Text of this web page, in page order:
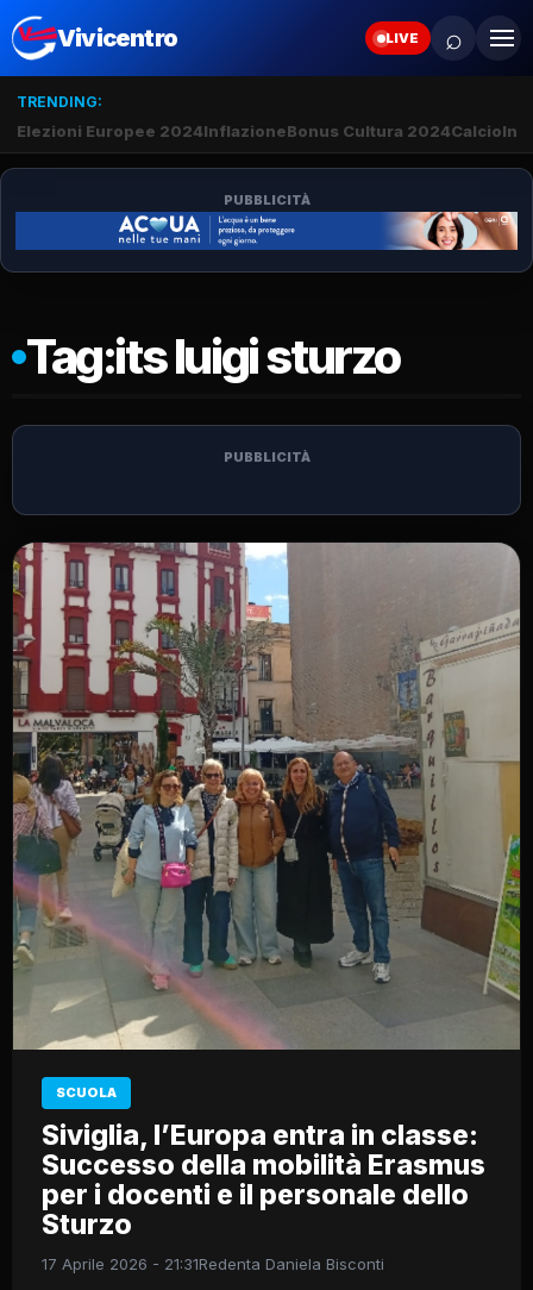
Vivicentro LIVE ⌕
TRENDING:
Elezioni Europee 2024InflazioneBonus Cultura 2024Calcio
PUBBLICITÀ
Tag:its luigi sturzo
PUBBLICITÀ
SCUOLA
Siviglia, l’Europa entra in classe:
Successo della mobilità Erasmus
per i docenti e il personale dello
Sturzo
17 Aprile 2026 - 21:31Redenta Daniela Bisconti